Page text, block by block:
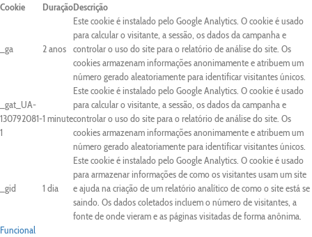
Cookie
DuraçãoDescrição
_ga 2 anos
Este cookie é instalado pelo Google Analytics. O cookie é usado
para calcular o visitante, a sessão, os dados da campanha e
controlar o uso do site para o relatório de análise do site. Os
cookies armazenam informações anonimamente e atribuem um
número gerado aleatoriamente para identificar visitantes únicos.
_gat_UA-
130792081-
1
1 minute
Este cookie é instalado pelo Google Analytics. O cookie é usado
para calcular o visitante, a sessão, os dados da campanha e
controlar o uso do site para o relatório de análise do site. Os
cookies armazenam informações anonimamente e atribuem um
número gerado aleatoriamente para identificar visitantes únicos.
_gid 1 dia
Este cookie é instalado pelo Google Analytics. O cookie é usado
para armazenar informações de como os visitantes usam um site
e ajuda na criação de um relatório analítico de como o site está se
saindo. Os dados coletados incluem o número de visitantes, a
fonte de onde vieram e as páginas visitadas de forma anônima.
Funcional